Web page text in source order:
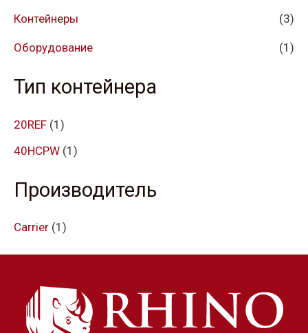
Контейнеры (3)
Оборудование (1)
Тип контейнера
20REF (1)
40HCPW (1)
Производитель
Carrier (1)